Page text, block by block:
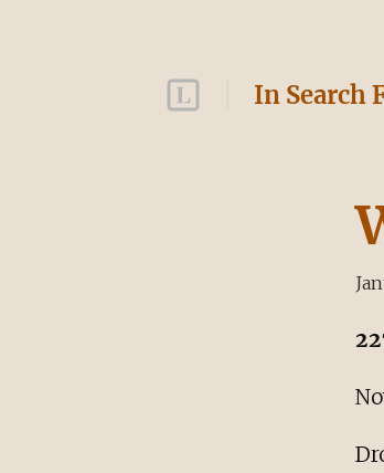
In Search